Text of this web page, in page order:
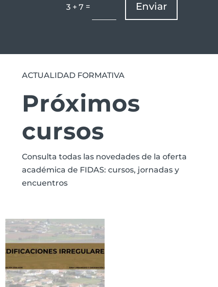
3 + 7 = Enviar
ACTUALIDAD FORMATIVA
Próximos
cursos
Consulta todas las novedades de la oferta
académica de FIDAS: cursos, jornadas y
encuentros